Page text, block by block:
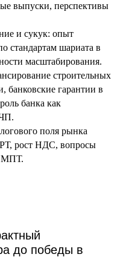
выпуски, перспективы
и сукук: опыт
стандартам шариата в
масштабирования.
строительных
банковские гарантии в
банка как
поля рынка
рост НДС, вопросы
МПТ.
до победы в